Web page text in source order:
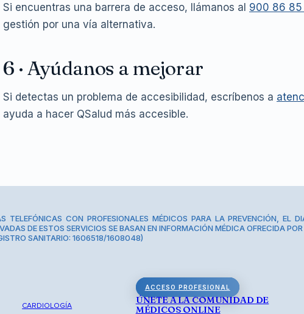
Si encuentras una barrera de acceso, llámanos al 900 86
gestión por una vía alternativa.
6 · Ayúdanos a mejorar
Si detectas un problema de accesibilidad, escríbenos a
ayuda a hacer QSalud más accesible.
TELEFÓNICAS CON PROFESIONALES MÉDICOS PARA LA PREVENCIÓN, EL
DE ESTOS SERVICIOS SE BASAN EN INFORMACIÓN MÉDICA OFRECIDA
SANITARIO: 1606518/1608048)
CARDIOLOGÍA
ACCESO PROFESIONAL
ÚNETE A LA COMUNIDAD DE
MÉDICOS ONLINE